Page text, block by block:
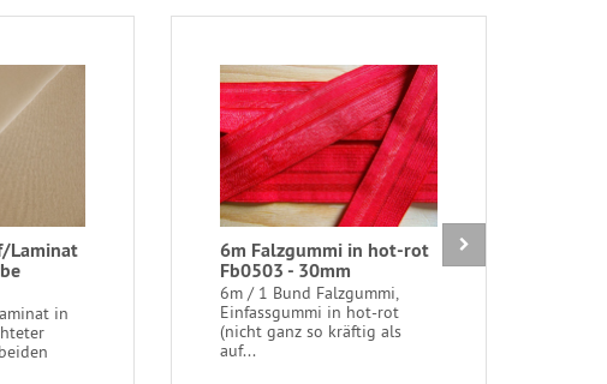
Laminat
in
6m Falzgummi in hot-rot
Fb0503 - 30mm
6m / 1 Bund Falzgummi,
Einfassgummi in hot-rot
(nicht ganz so kräftig als
auf...